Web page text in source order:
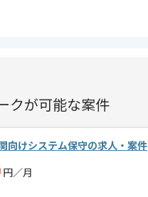
募集人数
のコ
クが可能な案件
向けシステム保守の求人・案件
円／月